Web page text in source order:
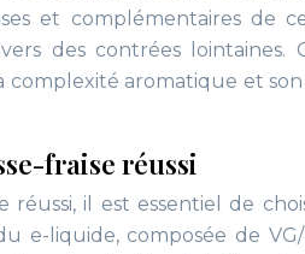
et complémentaires de
des contrées lointaines.
complexité aromatique et
fraise réussi
il est essentiel de
e-liquide, composée de